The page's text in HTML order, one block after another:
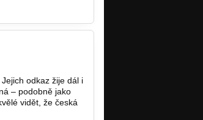
odkaz žije dál i
– podobně jako
vidět, že česká